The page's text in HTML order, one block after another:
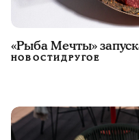
«Рыба Мечты»
НОВОСТИДРУГОЕ